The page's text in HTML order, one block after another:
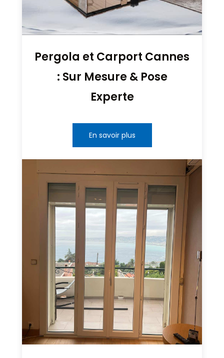
Pergola et Carport Cannes
: Sur Mesure & Pose
Experte
En savoir plus